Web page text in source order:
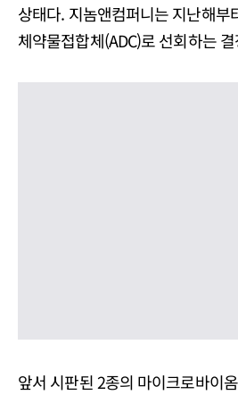
상태다. 지놈앤컴퍼니는 지난해부
체약물접합체(ADC)로 선회하는
앞서 시판된 2종의 마이크로바이